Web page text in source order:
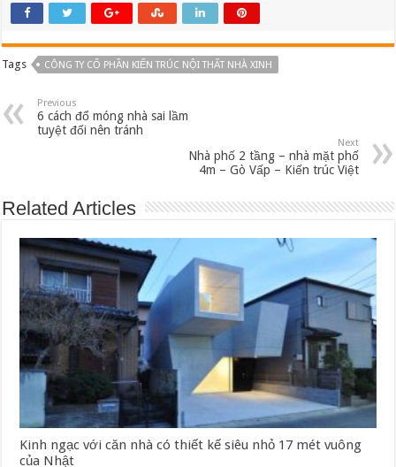
Tags CÔNG TY CỔ PHẦN KIẾN TRÚC NỘI THẤT NHÀ XINH
Previous
6 cách đổ móng nhà sai lầm
tuyệt đối nên tránh
Next
Nhà phố 2 tầng – nhà mặt phố
4m – Gò Vấp – Kiến trúc Việt
Related Articles
Kinh ngạc với căn nhà có thiết kế siêu nhỏ 17 mét vuông
của Nhật